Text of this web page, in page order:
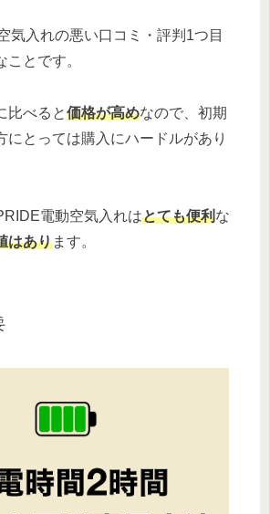
気入れの悪い口コミ・評判1つ目
とです。
比べると価格が高めなので、初期
にとっては購入にハードルがあり
電動空気入れはとても便利な
はあります。